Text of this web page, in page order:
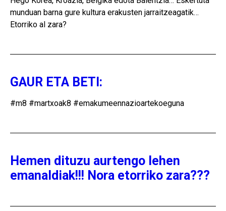
munduan barna gure kultura erakusten jarraitzeagatik…
Etorriko al zara?
GAUR ETA BETI:
#m8 #martxoak8 #emakumeennazioartekoeguna
Hemen dituzu aurtengo lehen
emanaldiak!!! Nora etorriko zara???